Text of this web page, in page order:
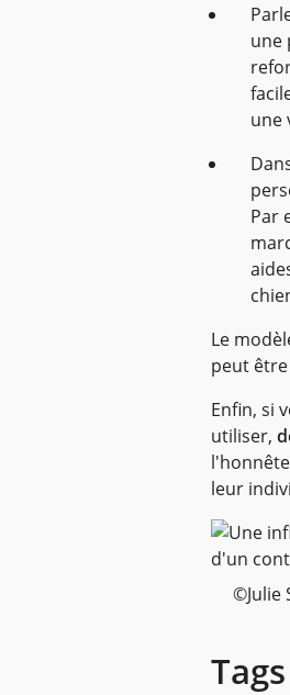
une
une
Par
Le
peut
Enfin, si
utiliser,
leur
©Julie
Tags